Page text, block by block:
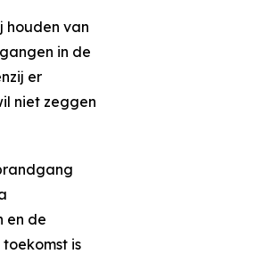
houden van
in de
er
niet zeggen
en de
is